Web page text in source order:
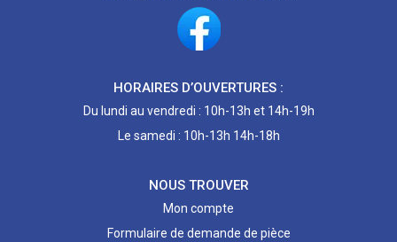
HORAIRES D’OUVERTURES :
Du lundi au vendredi : 10h-13h et 14h-19h
Le samedi : 10h-13h 14h-18h
NOUS TROUVER
Mon compte
Formulaire de demande de pièce